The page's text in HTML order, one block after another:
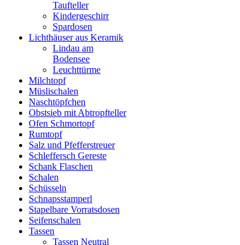
Taufteller
Kindergeschirr
Spardosen
Lichthäuser aus Keramik
Lindau am
Bodensee
Leuchttürme
Milchtopf
Müslischalen
Naschtöpfchen
Obstsieb mit Abtropfteller
Ofen Schmortopf
Rumtopf
Salz und Pfefferstreuer
Schleffersch Gereste
Schank Flaschen
Schalen
Schüsseln
Schnapsstamperl
Stapelbare Vorratsdosen
Seifenschalen
Tassen
Tassen Neutral